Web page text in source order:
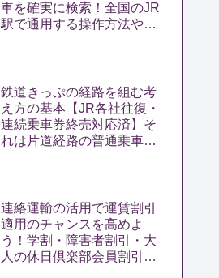
車を確実に検索！全国のJR
駅で通用する操作方法や裏
鉄道きっぷの経路を組む考
え方の基本【JR各社往復・
連続乗車券終売対応済】そ
れは片道経路の普通乗車券
連絡運輸の活用で運賃割引
適用のチャンスを高めよ
う！学割・障害者割引・大
人の休日倶楽部会員割引の